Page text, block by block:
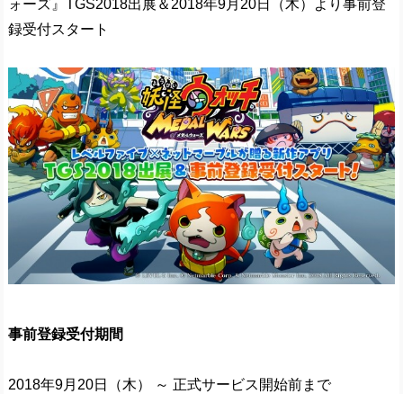
ォーズ』TGS2018出展＆2018年9月20日（木）より事前登
録受付スタート
事前登録受付期間
2018年9月20日（木） ～ 正式サービス開始前まで